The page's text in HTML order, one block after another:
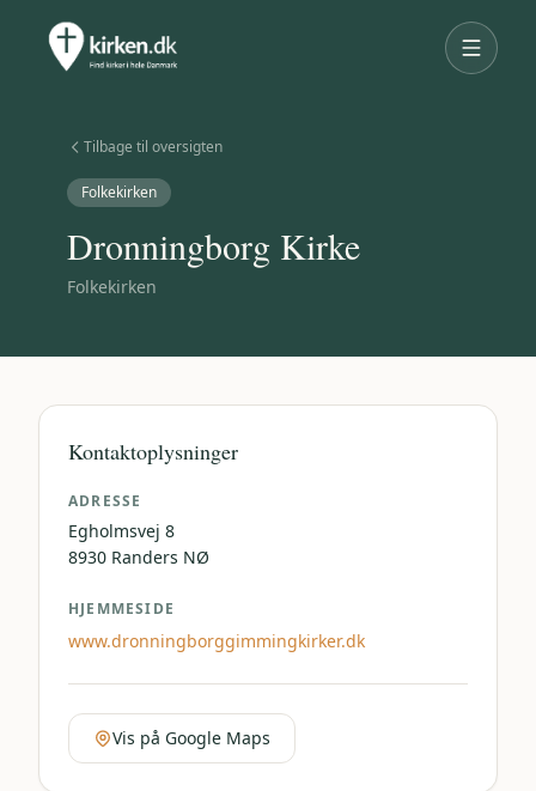
Tilbage til oversigten
Folkekirken
Dronningborg Kirke
Folkekirken
Kontaktoplysninger
ADRESSE
Egholmsvej 8
8930 Randers NØ
HJEMMESIDE
www.dronningborggimmingkirker.dk
Vis på Google Maps